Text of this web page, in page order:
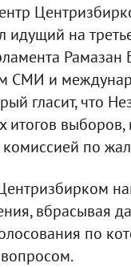
на
СМИ и
гласит, что
итогов
по
вбрасывая
по